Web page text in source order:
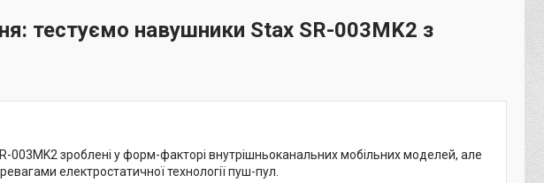
тестуємо навушники Stax SR-003MK2 з
003MK2 зроблені у форм-факторі внутрішньоканальних мобільних моделей, але
електростатичної технології пуш-пул.